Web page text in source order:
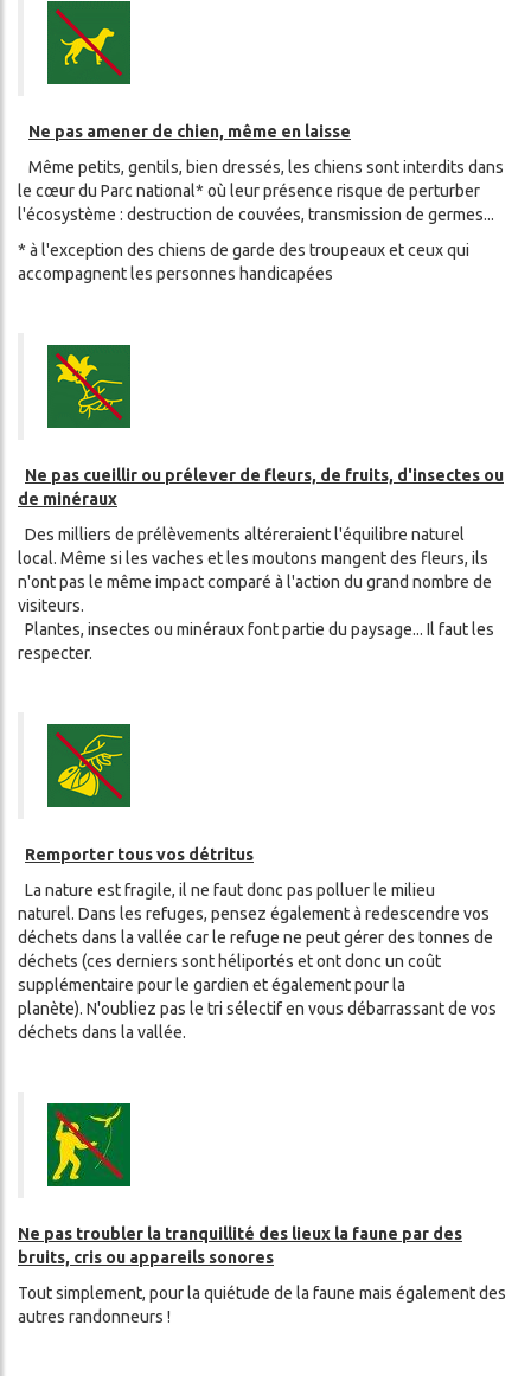
Ne pas amener de chien, même en laisse
Même petits, gentils, bien dressés, les chiens sont interdits dans
le cœur du Parc national* où leur présence risque de perturber
l'écosystème : destruction de couvées, transmission de germes...
* à l'exception des chiens de garde des troupeaux et ceux qui
accompagnent les personnes handicapées
Ne pas cueillir ou prélever de fleurs, de fruits, d'insectes ou
de minéraux
Des milliers de prélèvements altéreraient l'équilibre naturel
local. Même si les vaches et les moutons mangent des fleurs, ils
n'ont pas le même impact comparé à l'action du grand nombre de
visiteurs.
Plantes, insectes ou minéraux font partie du paysage... Il faut les
respecter.
Remporter tous vos détritus
La nature est fragile, il ne faut donc pas polluer le milieu
naturel. Dans les refuges, pensez également à redescendre vos
déchets dans la vallée car le refuge ne peut gérer des tonnes de
déchets (ces derniers sont héliportés et ont donc un coût
supplémentaire pour le gardien et également pour la
planète). N'oubliez pas le tri sélectif en vous débarrassant de vos
déchets dans la vallée.
Ne pas troubler la tranquillité des lieux la faune par des
bruits, cris ou appareils sonores
Tout simplement, pour la quiétude de la faune mais également des
autres randonneurs !